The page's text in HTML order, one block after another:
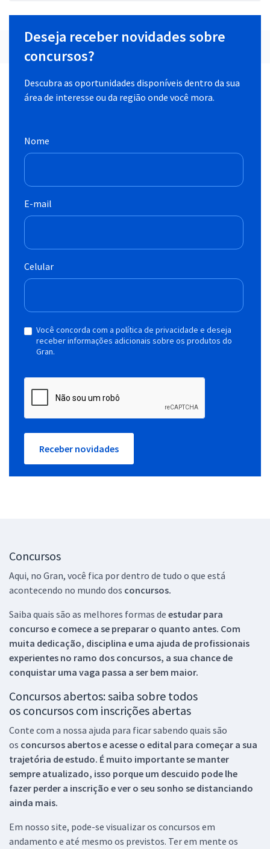
Deseja receber novidades sobre
concursos?
Descubra as oportunidades disponíveis dentro da sua
área de interesse ou da região onde você mora.
Nome
E-mail
Celular
Você concorda com a política de privacidade e deseja
receber informações adicionais sobre os produtos do
Gran.
Receber novidades
Concursos
Aqui, no Gran, você fica por dentro de tudo o que está
acontecendo no mundo dos concursos.
Saiba quais são as melhores formas de estudar para
concurso e comece a se preparar o quanto antes. Com
muita dedicação, disciplina e uma ajuda de profissionais
experientes no ramo dos concursos, a sua chance de
conquistar uma vaga passa a ser bem maior.
Concursos abertos: saiba sobre todos
os concursos com inscrições abertas
Conte com a nossa ajuda para ficar sabendo quais são
os concursos abertos e acesse o edital para começar a sua
trajetória de estudo. É muito importante se manter
sempre atualizado, isso porque um descuido pode lhe
fazer perder a inscrição e ver o seu sonho se distanciando
ainda mais.
Em nosso site, pode-se visualizar os concursos em
andamento e até mesmo os previstos. Ter em mente os